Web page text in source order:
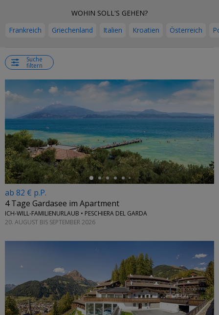
WOHIN SOLL'S GEHEN?
Frankreich
Griechenland Italien Kroatien Österreich
Suche
filtern
←
ab 82 € p.P.
4 Tage Gardasee im Apartment
ICH-WILL-FAMILIENURLAUB • PESCHIERA DEL GARDA
20. AUGUST BIS SEPTEMBER 2026